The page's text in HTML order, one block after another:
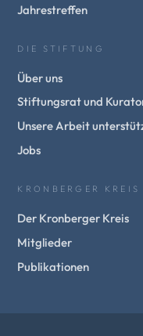
Jahrestreffen
DIE STIFTUNG
Über uns
Stiftungsrat und
Unsere Arbeit
Jobs
KRONBERGER KREIS
Der Kronberger Kreis
Mitglieder
Publikationen